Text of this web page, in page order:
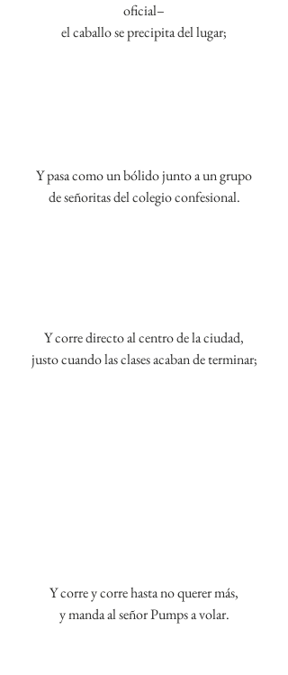
oficial–
el caballo se precipita del lugar;
Y pasa como un bólido junto a un grupo
de señoritas del colegio confesional.
Y corre directo al centro de la ciudad,
justo cuando las clases acaban de terminar;
Y corre y corre hasta no querer más,
y manda al señor Pumps a volar.